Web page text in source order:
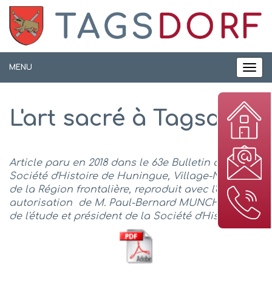
MENU
L'art sacré à Tagsdorf
Article paru en 2018 dans le 63e Bulletin de la
Société d'Histoire de Huningue, Village-Neuf et
de la Région frontalière, reproduit avec l'aimable
autorisation de M. Paul-Bernard MUNCH, auteur
de l'étude et président de la Société d'Histoire
Panneau de gestion des cookies